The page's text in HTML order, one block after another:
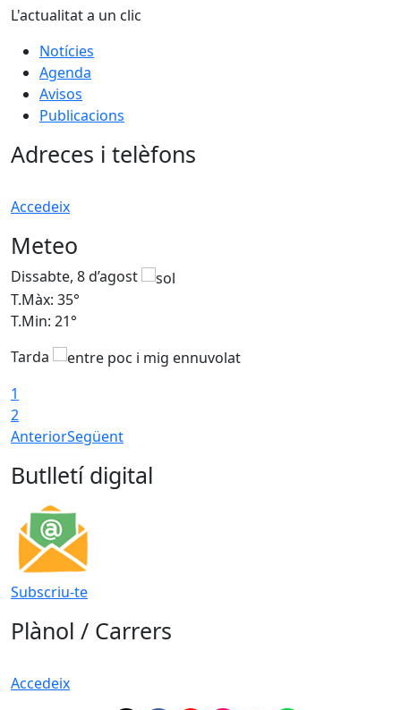
L'actualitat a un clic
Notícies
Agenda
Avisos
Publicacions
Adreces i telèfons
Accedeix
Meteo
Dissabte, 8 d’agost
T.Màx: 35°
T.Min: 21°
Tarda
1
2
AnteriorSegüent
Butlletí digital
Subscriu-te
Plànol / Carrers
Accedeix